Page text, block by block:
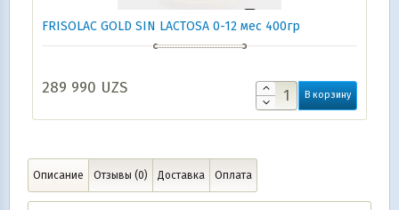
FRISOLAC GOLD SIN LACTOSA 0-12 мес 400гр
289 990 UZS В корзину
Описание Отзывы (0) Доставка Оплата